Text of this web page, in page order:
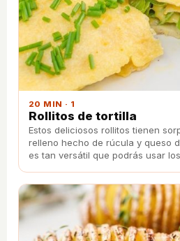
20 MIN · 1
Rollitos de tortilla
Estos deliciosos rollitos tienen
relleno hecho de rúcula y queso
es tan versátil que podrás usar